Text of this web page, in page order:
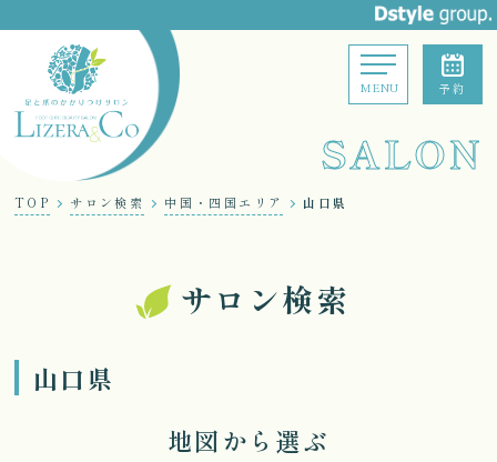
MENU 予約
TOP サロン検索 中国・四国エリア 山口県
SALON
サロン検索
山口県
地図から選ぶ